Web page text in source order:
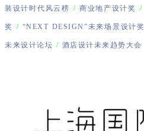
装设计时代风云榜 / 商业地产设计奖 /
奖 / “NEXT DESIGN”未来场景设计奖
未来设计论坛 / 酒店设计未来趋势大会